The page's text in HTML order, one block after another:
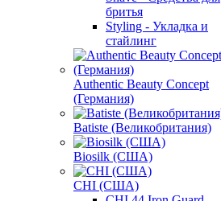
бритья
Styling - Укладка и
стайлинг
Authentic Beauty Concept
(Германия)
Batiste (Великобритания)
Biosilk (США)
CHI (США)